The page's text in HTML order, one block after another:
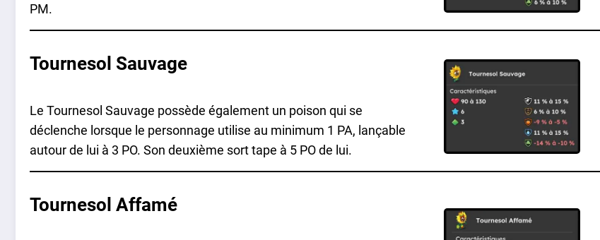
PM.
Tournesol Sauvage
Le Tournesol Sauvage possède également un poison qui se
déclenche lorsque le personnage utilise au minimum 1 PA, lançable
autour de lui à 3 PO. Son deuxième sort tape à 5 PO de lui.
Tournesol Affamé